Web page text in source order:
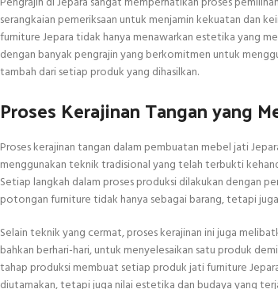
serangkaian pemeriksaan untuk menjamin kekuatan dan
furniture Jepara tidak hanya menawarkan estetika yang
dengan banyak pengrajin yang berkomitmen untuk
tambah dari setiap produk yang dihasilkan.
Proses Kerajinan Tangan yang
Proses kerajinan tangan dalam pembuatan mebel jati
menggunakan teknik tradisional yang telah terbukti
Setiap langkah dalam proses produksi dilakukan dengan
potongan furniture tidak hanya sebagai barang, tetapi
Selain teknik yang cermat, proses kerajinan ini juga
bahkan berhari-hari, untuk menyelesaikan satu produk
tahap produksi membuat setiap produk jati furniture